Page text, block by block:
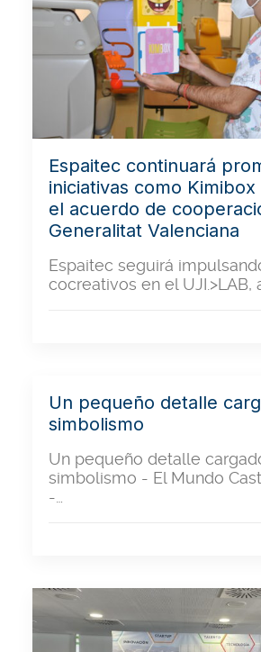
Espaitec continuará
iniciativas como
el acuerdo de
Generalitat Valenciana
Espaitec seguirá
cocreativos en el UJI.>LAB,
Un pequeño detalle
simbolismo
Un pequeño detalle
simbolismo - El Mundo
-…